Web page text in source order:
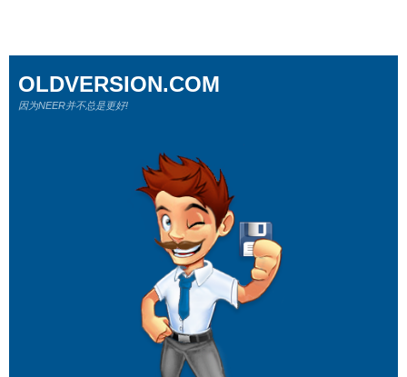
OLDVERSION.COM
因为NEER并不总是更好!